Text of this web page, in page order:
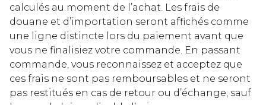
calculés au moment de l’achat. Les frais de
douane et d’importation seront affichés comme
une ligne distincte lors du paiement avant que
vous ne finalisiez votre commande. En passant
commande, vous reconnaissez et acceptez que
ces frais ne sont pas remboursables et ne seront
pas restitués en cas de retour ou d’échange, sauf